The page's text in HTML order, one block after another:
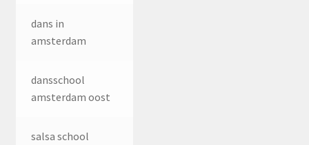
dans in
amsterdam
dansschool
amsterdam oost
salsa school